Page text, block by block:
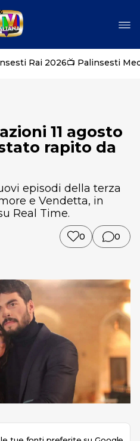
Rai 2026📺 Palinsesti
11 agosto
rapito da
episodi della terza
e Vendetta, in
Real Time.
0 0